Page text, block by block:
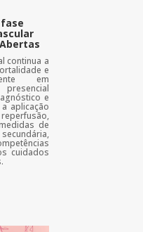
continua a
e
em
e
aplicação
de
cuidados